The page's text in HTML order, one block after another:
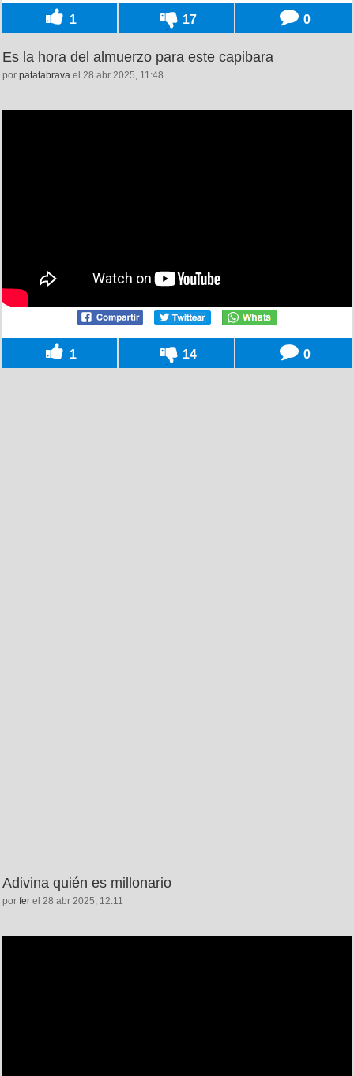
1 17 0
Es la hora del almuerzo para este capibara
por patatabrava el 28 abr 2025, 11:48
1 14 0
Adivina quién es millonario
por fer el 28 abr 2025, 12:11